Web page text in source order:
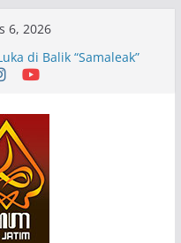
6, 2026
Patria Seni Rupa
Menjadi Mantra
di Balik “Samaleak”
Budaya: Catatan
Haryo Soekartono
Taman Budaya Jawa
Agus Koecink
Kritis Tentang